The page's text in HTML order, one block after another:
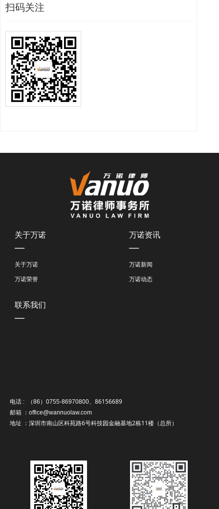
扫码关注
关于万诺
—
关于万诺
万诺荣誉
万诺资讯
—
万诺新闻
万诺动态
联系我们
—
电话 : （86）0755-86970800、 86156689
邮箱 ：office@wannuolaw.com
地址 ：深圳市南山区科苑路6号科技园金融基地2栋11楼（总所）